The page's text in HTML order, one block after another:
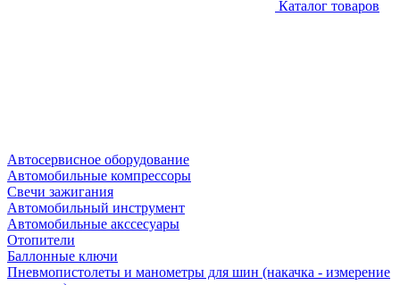
Каталог товаров
Автосервисное оборудование
Автомобильные компрессоры
Свечи зажигания
Автомобильный инструмент
Автомобильные акссесуары
Отопители
Баллонные ключи
Пневмопистолеты и манометры для шин (накачка - измерение